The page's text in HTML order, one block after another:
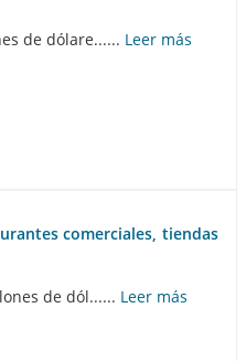
de dólare...... Leer más
comerciales, tiendas
de dól...... Leer más